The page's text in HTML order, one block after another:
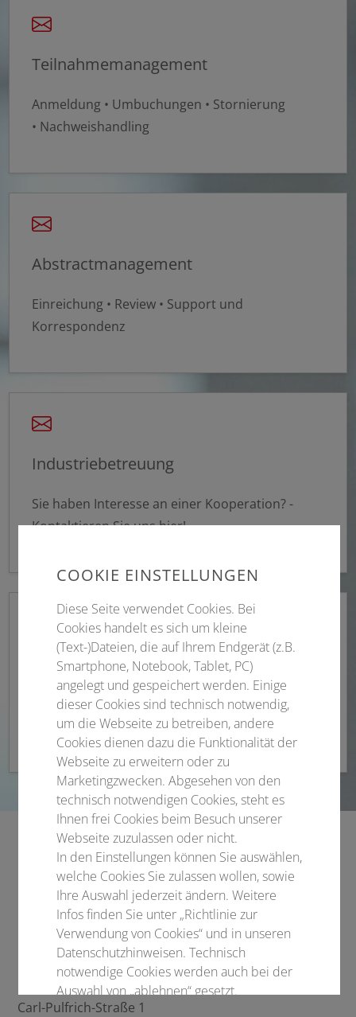
Teilnahmemanagement
Anmeldung • Umbuchungen • Stornierung
• Nachweishandling
Abstractmanagement
Einreichung • Review • Support und
Korrespondenz
Industriebetreuung
Sie haben Interesse an einer Kooperation? -
Kontaktieren Sie uns hier!
Conference Marketing
Marketinganfragen • Fachmedien •
Medienkooperationen
Sie planen Ihren eigenen Kongress?!
Lassen Sie uns ins Gespräch kommen!
Conventus Congressmanagement & Marketing
Carl-Pulfrich-Straße 1
COOKIE EINSTELLUNGEN
Diese Seite verwendet Cookies. Bei
Cookies handelt es sich um kleine
(Text-)Dateien, die auf Ihrem Endgerät (z.B.
Smartphone, Notebook, Tablet, PC)
angelegt und gespeichert werden. Einige
dieser Cookies sind technisch notwendig,
um die Webseite zu betreiben, andere
Cookies dienen dazu die Funktionalität der
Webseite zu erweitern oder zu
Marketingzwecken. Abgesehen von den
technisch notwendigen Cookies, steht es
Ihnen frei Cookies beim Besuch unserer
Webseite zuzulassen oder nicht.
In den Einstellungen können Sie auswählen,
welche Cookies Sie zulassen wollen, sowie
Ihre Auswahl jederzeit ändern. Weitere
Infos finden Sie unter „Richtlinie zur
Verwendung von Cookies“ und in unseren
Datenschutzhinweisen. Technisch
notwendige Cookies werden auch bei der
Auswahl von „ablehnen“ gesetzt.